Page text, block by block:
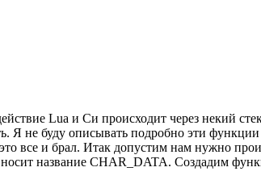
Lua и Си происходит через некий
Я не буду описывать подробно эти
все и брал. Итак допустим нам нужно
носит название CHAR_DATA. Создадим